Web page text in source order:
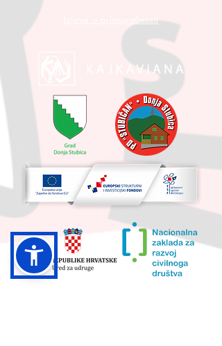
Izjava o pristupačnosti